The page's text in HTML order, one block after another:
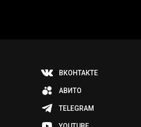
ВКОНТАКТЕ
АВИТО
TELEGRAM